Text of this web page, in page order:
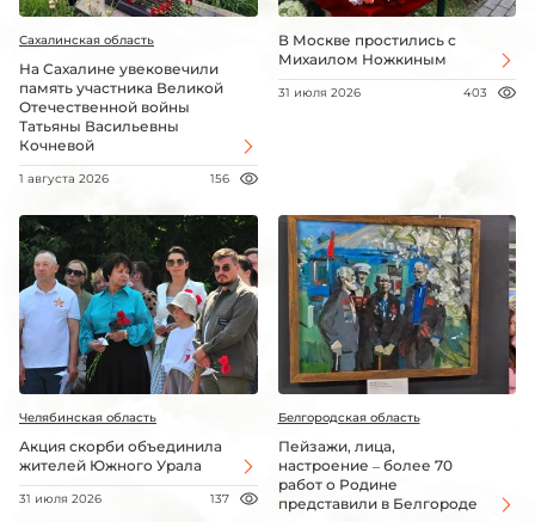
Сахалинская область
На Сахалине увековечили
память участника Великой
Отечественной войны
Татьяны Васильевны
Кочневой
1 августа 2026 156
В Москве простились с
Михаилом Ножкиным
31 июля 2026 403
Челябинская область
Акция скорби объединила
жителей Южного Урала
31 июля 2026 137
Белгородская область
Пейзажи, лица,
настроение – более 70
работ о Родине
представили в Белгороде